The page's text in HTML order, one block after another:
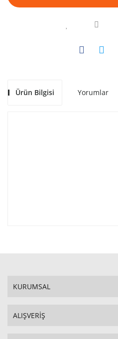
Ürün Bilgisi Yorumlar
KURUMSAL
ALIŞVERİŞ